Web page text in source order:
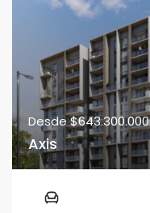
Desde$643.300.000
Axis